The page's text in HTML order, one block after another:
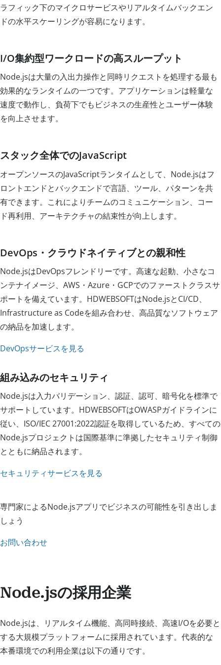
ラフィック下のマイクロサービスやリアルタイムバックエン
ドの水平スケーリングが容易になります。
I/O集約型ワークロードの高スループット
Node.jsは大量の入出力操作と同時リクエストを処理する最も
効果的なランタイムの一つです。アプリケーションは軽量な
速度で動作し、負荷下でもビジネスの生産性とユーザー体験
を向上させます。
スタック全体でのJavaScript
オープンソースのJavaScriptランタイムとして、Node.jsはフ
ロントエンドとバックエンドで言語、ツール、パターンを共
有できます。これによりチームのコミュニケーション、コー
ド再利用、アーキテクチャの結束性が向上します。
DevOps・クラウドネイティブとの親和性
Node.jsはDevOpsフレンドリーです。高速な起動、小さなコ
ンテナイメージ、AWS・Azure・GCPでのファーストクラスサ
ポートを備えています。HDWEBSOFTはNode.jsとCI/CD、
Infrastructure as Codeを組み合わせ、高品質なソフトウェア
の納品を加速します。
DevOpsサービスを見る
組み込みのセキュリティ
Node.jsは入力バリデーション、認証、認可、暗号化を標準で
サポートしています。HDWEBSOFTはOWASPガイドラインに
従い、ISO/IEC 27001:2022認証を取得しているため、すべての
Node.jsプロジェクトは国際基準に準拠したセキュリティ制御
とともに納品されます。
セキュリティサービスを見る
専門家によるNode.jsアプリでビジネスの可能性を引き出しま
しょう
お問い合わせ
Node.jsの採用企業
Node.jsは、リアルタイム機能、高同時接続、高速I/Oを必要と
する大規模プラットフォームに採用されています。代表的な
本番環境での利用企業は以下の通りです。